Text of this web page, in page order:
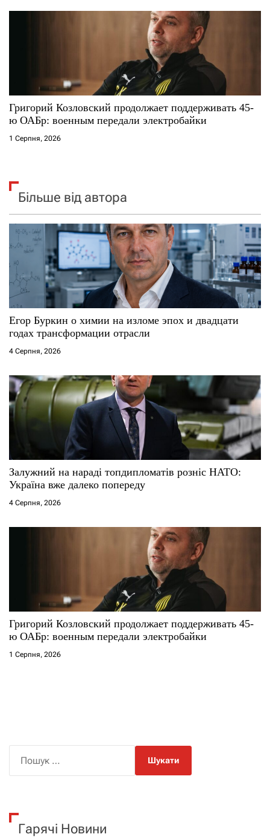
Григорий Козловский продолжает поддерживать 45-
ю ОАБр: военным передали электробайки
1 Серпня, 2026
Більше від автора
Егор Буркин о химии на изломе эпох и двадцати
годах трансформации отрасли
4 Серпня, 2026
Залужний на нараді топдипломатів розніс НАТО:
Україна вже далеко попереду
4 Серпня, 2026
Григорий Козловский продолжает поддерживать 45-
ю ОАБр: военным передали электробайки
1 Серпня, 2026
к
Гарячі Новини